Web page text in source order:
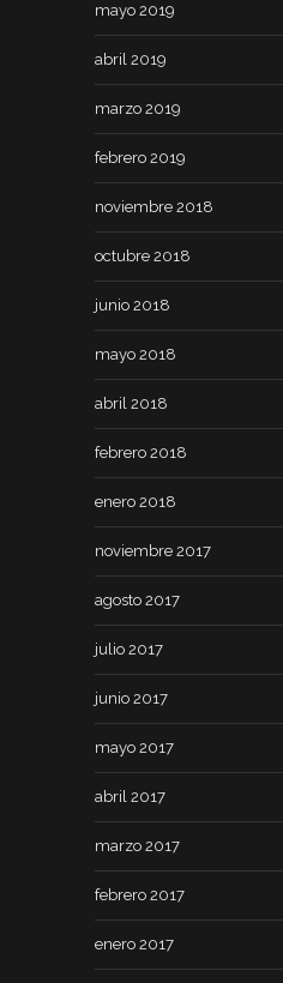
mayo 2019
abril 2019
marzo 2019
febrero 2019
noviembre 2018
octubre 2018
junio 2018
mayo 2018
abril 2018
febrero 2018
enero 2018
noviembre 2017
agosto 2017
julio 2017
junio 2017
mayo 2017
abril 2017
marzo 2017
febrero 2017
enero 2017